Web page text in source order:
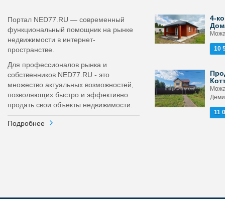
Портал NED77.RU — современный
функциональный помощник на рынке
недвижимости в интернет-
пространстве.
Для профессионалов рынка и
собственников NED77.RU - это
множество актуальных возможностей,
позволяющих быстро и эффективно
продать свои объекты недвижимости.
Подробнее
4-
10
11